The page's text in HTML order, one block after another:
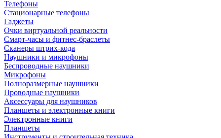
Телефоны
Стационарные телефоны
Гаджеты
Очки виртуальной реальности
Смарт-часы и фитнес-браслеты
Сканеры штрих-кода
Наушники и микрофоны
Беспроводные наушники
Микрофоны
Полноразмерные наушники
Проводные наушники
Аксессуары для наушников
Планшеты и электронные книги
Электронные книги
Планшеты